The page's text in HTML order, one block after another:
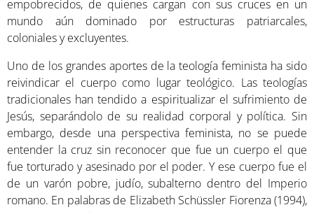
empobrecidos, de quienes cargan con sus cruces en un
mundo aún dominado por estructuras patriarcales,
coloniales y excluyentes.
Uno de los grandes aportes de la teología feminista ha sido
reivindicar el cuerpo como lugar teológico. Las teologías
tradicionales han tendido a espiritualizar el sufrimiento de
Jesús, separándolo de su realidad corporal y política. Sin
embargo, desde una perspectiva feminista, no se puede
entender la cruz sin reconocer que fue un cuerpo el que
fue torturado y asesinado por el poder. Y ese cuerpo fue el
de un varón pobre, judío, subalterno dentro del Imperio
romano. En palabras de Elizabeth Schüssler Fiorenza (1994),